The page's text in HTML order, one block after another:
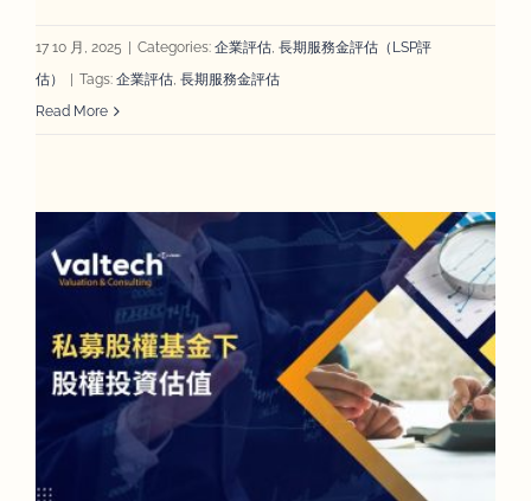
17 10 月, 2025 | Categories: 企業評估 長期服務金評估（LSP評
估）
| Tags: 企業評估 長期服務金評估
Read More